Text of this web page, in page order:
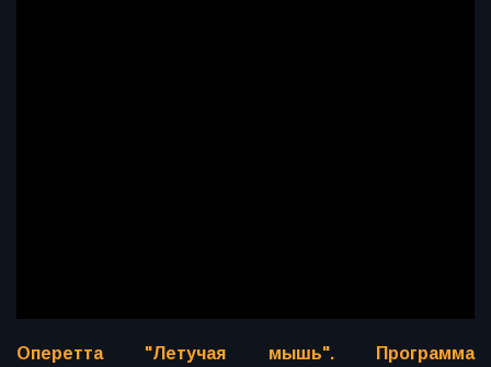
Оперетта "Летучая мышь". Программа